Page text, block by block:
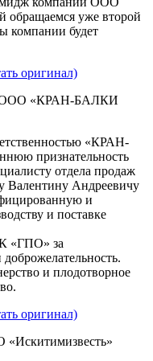
обращаемся уже второй
компании будет
оригинал)
«КРАН-БАЛКИ
«КРАН-
признательность
отдела продаж
Валентину Андреевичу
и
и поставке
«ГПО» за
и плодотворное
оригинал)